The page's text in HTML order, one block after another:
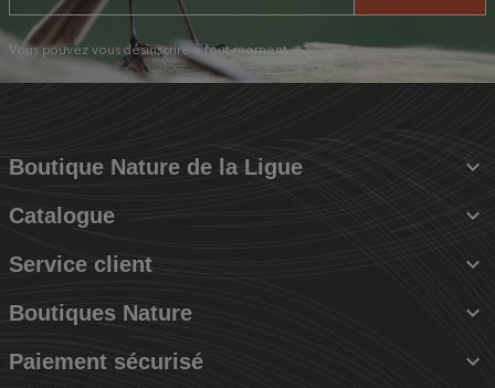
Vous pouvez vous désinscrire à tout moment.
Boutique Nature de la Ligue 
Catalogue 
Service client 
Boutiques Nature 
Paiement sécurisé 